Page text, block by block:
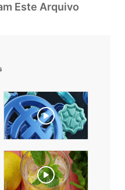
Este Arquivo